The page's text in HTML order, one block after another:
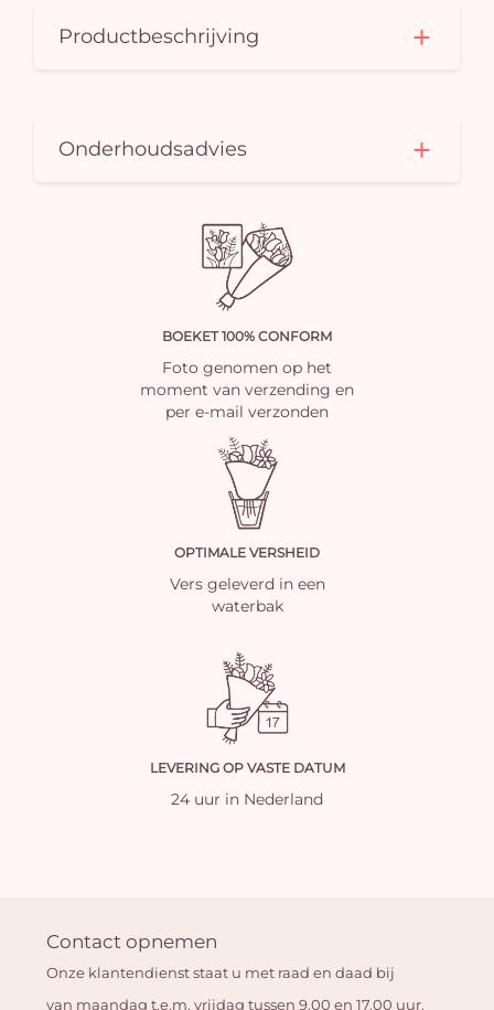
Productbeschrijving
Onderhoudsadvies
BOEKET 100% CONFORM
Foto genomen op het
moment van verzending en
per e-mail verzonden
OPTIMALE VERSHEID
Vers geleverd in een
waterbak
LEVERING OP VASTE DATUM
24 uur in Nederland
Contact opnemen
Onze klantendienst staat u met raad en daad bij
van maandag t.e.m. vrijdag tussen 9.00 en 17.00 uur.